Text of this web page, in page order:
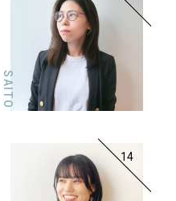
SAITO
14